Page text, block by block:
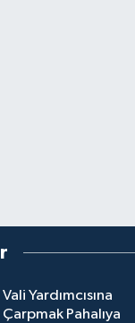
Vali Yardımcısına
Çarpmak Pahalıya